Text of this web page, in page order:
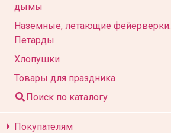
дымы
Наземные, летающие фейерверки.
Петарды
Хлопушки
Товары для праздника
Поиск по каталогу
Покупателям